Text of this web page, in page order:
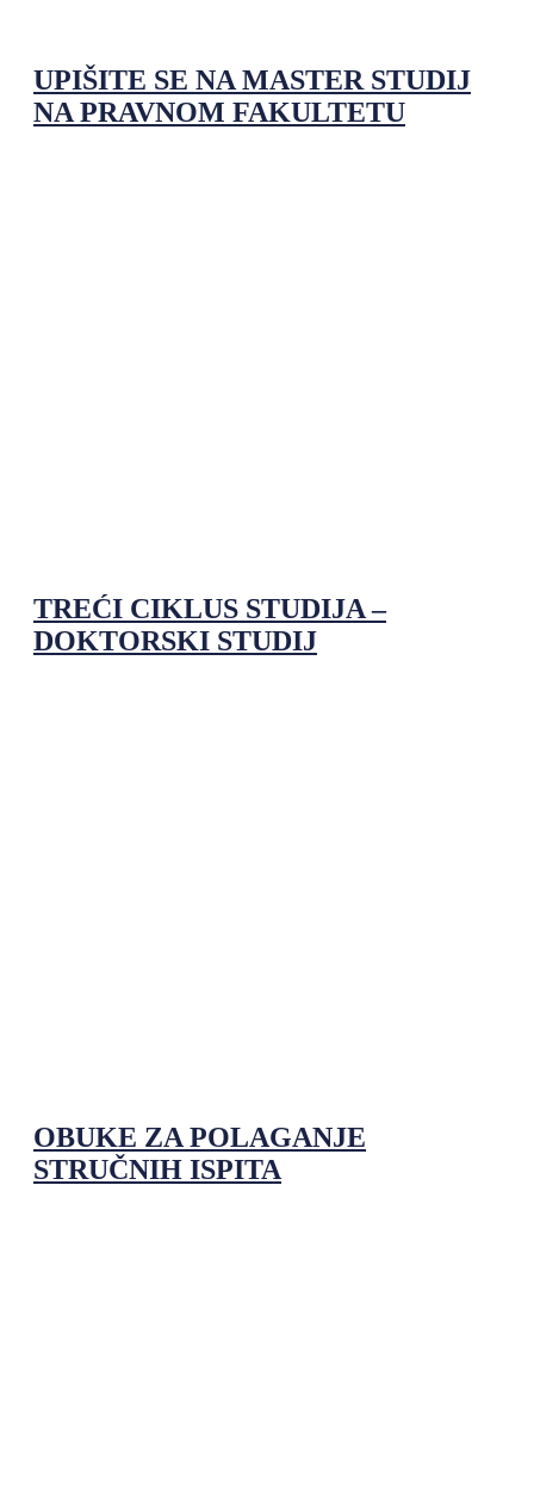
UPIŠITE SE NA MASTER STUDIJ
NA PRAVNOM FAKULTETU
TREĆI CIKLUS STUDIJA –
DOKTORSKI STUDIJ
OBUKE ZA POLAGANJE
STRUČNIH ISPITA